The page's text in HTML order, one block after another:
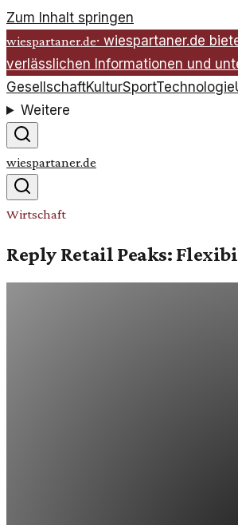
Zum Inhalt springen
wiespartaner.de· wiespartaner.de
verlässlichen Informationen und
GesellschaftKulturSportTechnologie
Weitere
wiespartaner.de
Wirtschaft
Reply Retail Peaks: